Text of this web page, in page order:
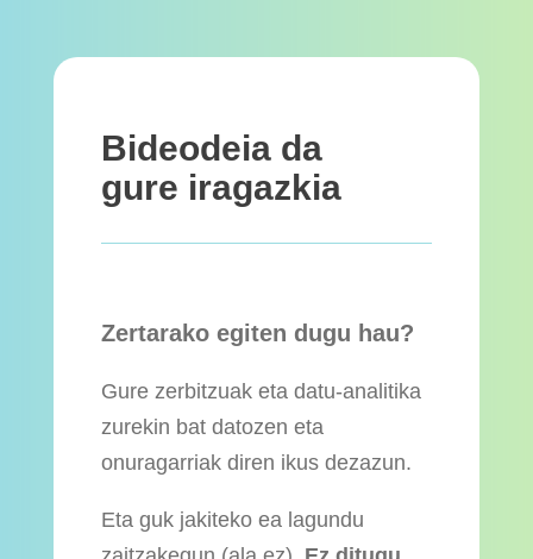
Bideodeia da
gure iragazkia
Zertarako egiten dugu hau?
Gure zerbitzuak eta datu-analitika
zurekin bat datozen eta
onuragarriak diren ikus dezazun.
Eta guk jakiteko ea lagundu